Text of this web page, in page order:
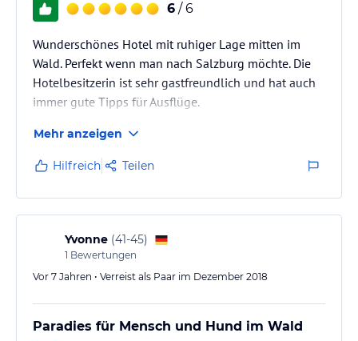
6 / 6
Wunderschönes Hotel mit ruhiger Lage mitten im
Wald. Perfekt wenn man nach Salzburg möchte. Die
Hotelbesitzerin ist sehr gastfreundlich und hat auch
immer gute Tipps für Ausflüge.
Mehr anzeigen
Hilfreich Teilen
Yvonne (41-45)
1 Bewertungen
Vor 7 Jahren • Verreist als Paar im Dezember 2018
Paradies für Mensch und Hund im Wald